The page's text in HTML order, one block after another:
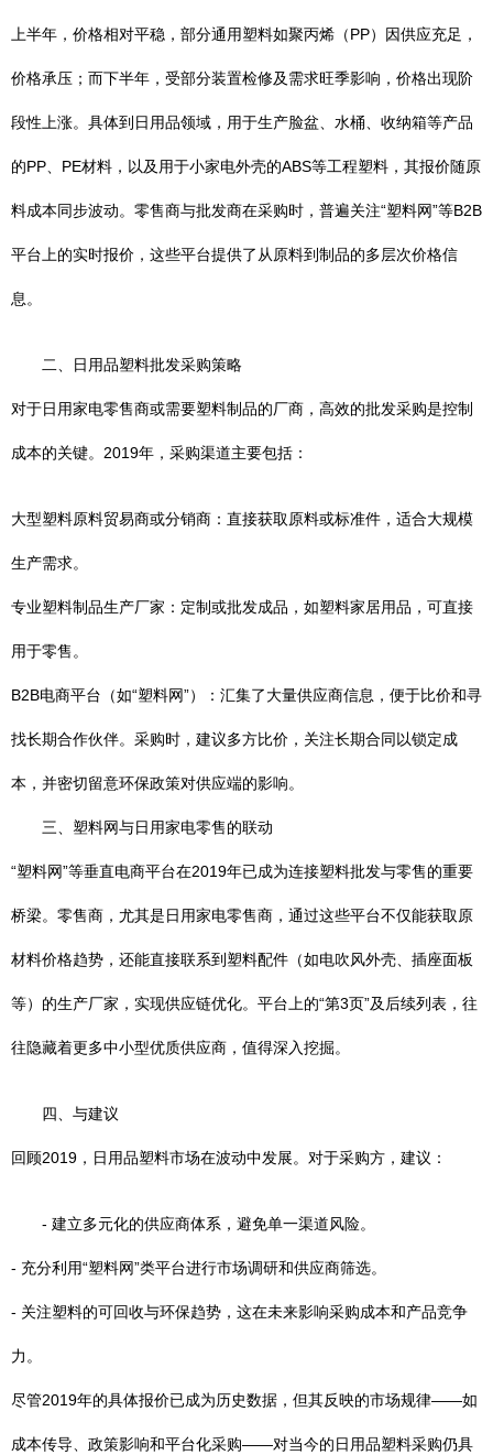
上半年，价格相对平稳，部分通用塑料如聚丙烯（PP）因供应充足，
价格承压；而下半年，受部分装置检修及需求旺季影响，价格出现阶
段性上涨。具体到日用品领域，用于生产脸盆、水桶、收纳箱等产品
的PP、PE材料，以及用于小家电外壳的ABS等工程塑料，其报价随原
料成本同步波动。零售商与批发商在采购时，普遍关注“塑料网”等B2B
平台上的实时报价，这些平台提供了从原料到制品的多层次价格信
息。
二、日用品塑料批发采购策略
对于日用家电零售商或需要塑料制品的厂商，高效的批发采购是控制
成本的关键。2019年，采购渠道主要包括：
大型塑料原料贸易商或分销商：直接获取原料或标准件，适合大规模
生产需求。
专业塑料制品生产厂家：定制或批发成品，如塑料家居用品，可直接
用于零售。
B2B电商平台（如“塑料网”）：汇集了大量供应商信息，便于比价和寻
找长期合作伙伴。采购时，建议多方比价，关注长期合同以锁定成
本，并密切留意环保政策对供应端的影响。
三、塑料网与日用家电零售的联动
“塑料网”等垂直电商平台在2019年已成为连接塑料批发与零售的重要
桥梁。零售商，尤其是日用家电零售商，通过这些平台不仅能获取原
材料价格趋势，还能直接联系到塑料配件（如电吹风外壳、插座面板
等）的生产厂家，实现供应链优化。平台上的“第3页”及后续列表，往
往隐藏着更多中小型优质供应商，值得深入挖掘。
四、与建议
回顾2019，日用品塑料市场在波动中发展。对于采购方，建议：
- 建立多元化的供应商体系，避免单一渠道风险。
- 充分利用“塑料网”类平台进行市场调研和供应商筛选。
- 关注塑料的可回收与环保趋势，这在未来影响采购成本和产品竞争
力。
尽管2019年的具体报价已成为历史数据，但其反映的市场规律——如
成本传导、政策影响和平台化采购——对当今的日用品塑料采购仍具